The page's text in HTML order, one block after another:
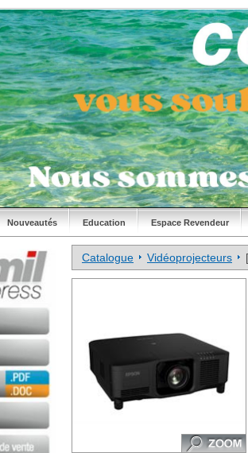
Nouveautés Education Espace Revendeur
Catalogue Vidéoprojecteurs